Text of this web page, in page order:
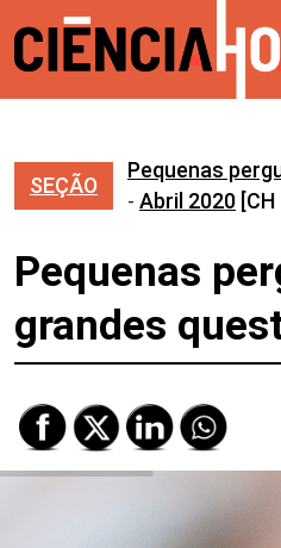
SEÇÃO
Pequenas
- Abril 2020 [CH
Pequenas
grandes